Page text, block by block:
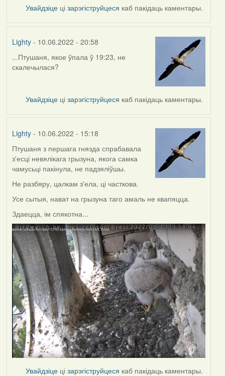
Увайдзіце цізарэгіструйцеся каб пакідаць каментары.
Lighty- 10.06.2022 - 20:58
...Птушаня, якое ўпала ў 19:23, не
скалечылася?
Увайдзіце цізарэгіструйцеся каб пакідаць каментары.
Lighty- 10.06.2022 - 15:18
Птушаня з першага гнязда спрабавала
з'есці невялікага грызуна, якога самка
чамусьці пакінула, не падзяліўшы.
Не разбяру, цалкам з'ела, ці часткова.
Усе сытыя, нават на грызуна таго амаль не квапяцца.
Здаецца, ім спякотна...
Увайдзіце цізарэгіструйцеся каб пакідаць каментары.